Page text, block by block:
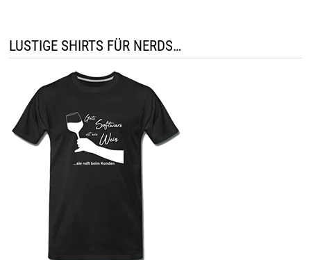
LUSTIGE SHIRTS FÜR NERDS…